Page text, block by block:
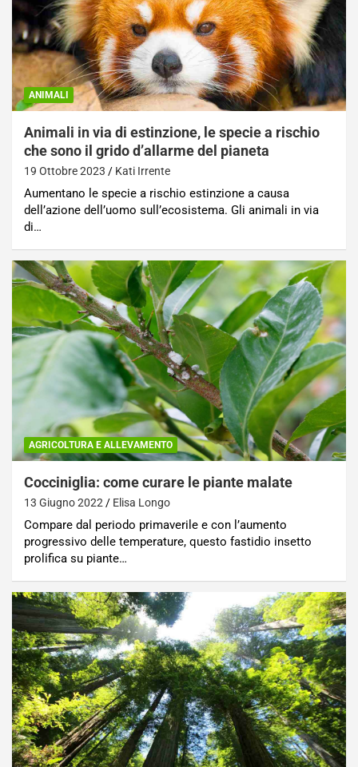
ANIMALI
Animali in via di estinzione, le specie a rischio
che sono il grido d’allarme del pianeta
19 Ottobre 2023 Kati Irrente
Aumentano le specie a rischio estinzione a causa
dell’azione dell’uomo sull’ecosistema. Gli animali in via
di…
AGRICOLTURA E ALLEVAMENTO
Cocciniglia: come curare le piante malate
13 Giugno 2022 Elisa Longo
Compare dal periodo primaverile e con l’aumento
progressivo delle temperature, questo fastidio insetto
prolifica su piante…